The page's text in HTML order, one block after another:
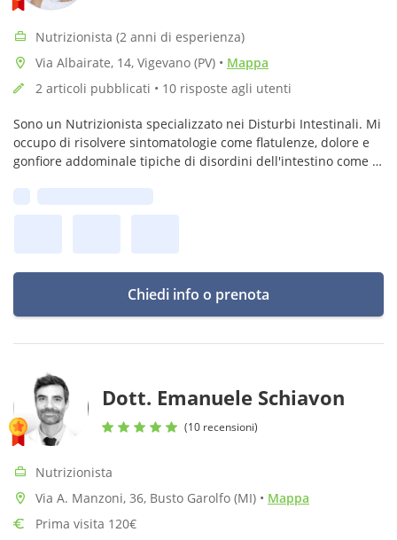
Nutrizionista (2 anni di esperienza)
Via Albairate, 14, Vigevano (PV) • Mappa
2 articoli pubblicati • 10 risposte agli utenti
Sono un Nutrizionista specializzato nei Disturbi Intestinali. Mi
occupo di risolvere sintomatologie come flatulenze, dolore e
gonfiore addominale tipiche di disordini dell'intestino come il
Chiedi info o prenota
Dott. Emanuele Schiavon
(10 recensioni)
Nutrizionista
Via A. Manzoni, 36, Busto Garolfo (MI) • Mappa
Prima visita 120€